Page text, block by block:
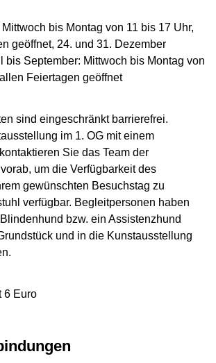
bis Montag von 11 bis 17 Uhr,
geöffnet, 24. und 31. Dezember
bis September: Mittwoch bis Montag von
Feiertagen geöffnet
sind eingeschränkt barrierefrei.
im 1. OG mit einem
Sie das Team der
um die Verfügbarkeit des
gewünschten Besuchstag zu
verfügbar. Begleitpersonen haben
bzw. ein Assistenzhund
und in die Kunstausstellung
6 Euro